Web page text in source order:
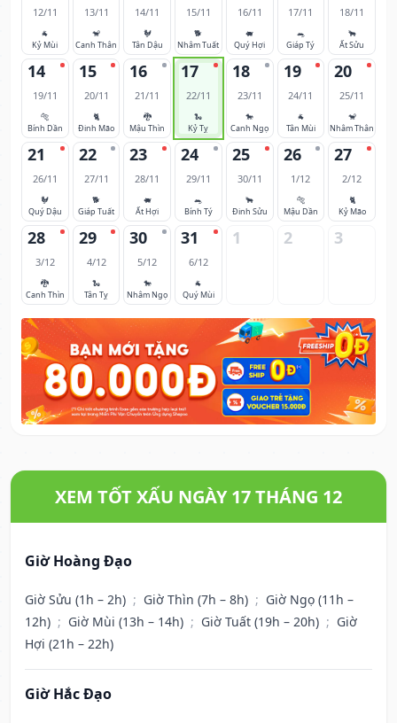
12/11
🐐
Kỷ Mùi
13/11
🐒
Canh Thân
14/11
🐓
Tân Dậu
15/11
🐕
Nhâm Tuất
16/11
🐖
Quý Hợi
17/11
🐀
Giáp Tý
18/11
🐂
Ất Sửu
14
19/11
🐅
Bính Dần
15
20/11
🐈
Đinh Mão
16
21/11
🐉
Mậu Thìn
17
22/11
🐍
Kỷ Tỵ
18
23/11
🐎
Canh Ngọ
19
24/11
🐐
Tân Mùi
20
25/11
🐒
Nhâm Thân
21
26/11
🐓
Quý Dậu
22
27/11
🐕
Giáp Tuất
23
28/11
🐖
Ất Hợi
24
29/11
🐀
Bính Tý
25
30/11
🐂
Đinh Sửu
26
1/12
🐅
Mậu Dần
27
2/12
🐈
Kỷ Mão
28
3/12
🐉
Canh Thìn
29
4/12
🐍
Tân Tỵ
30
5/12
🐎
Nhâm Ngọ
31
6/12
🐐
Quý Mùi
1 2 3
XEM TỐT XẤU NGÀY 17 THÁNG 12
Giờ Hoàng Đạo
Giờ Sửu (1h – 2h) ; Giờ Thìn (7h – 8h) ; Giờ Ngọ (11h –
12h) ; Giờ Mùi (13h – 14h) ; Giờ Tuất (19h – 20h) ; Giờ
Hợi (21h – 22h)
Giờ Hắc Đạo